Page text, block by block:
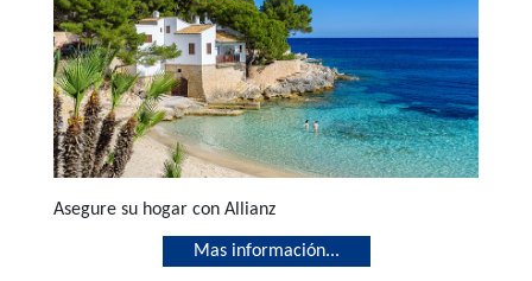
Asegure su hogar con Allianz
Mas información...